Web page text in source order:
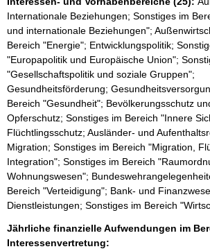
n
w
e
i
s
:
Internationale Beziehungen; Sonstiges im
und internationale Beziehungen";
Bereich "Energie"; Entwicklungspolitik;
"Europapolitik und Europäische Union";
"Gesellschaftspolitik und soziale Gruppen";
Gesundheitsförderung;
Bereich "Gesundheit"; Bevölkerungsschutz
Opferschutz; Sonstiges im Bereich "Innere
Flüchtlingsschutz; Ausländer- und
Migration; Sonstiges im Bereich "Migration,
Integration"; Sonstiges im Bereich
Wohnungswesen";
Bereich "Verteidigung"; Bank- und
Dienstleistungen; Sonstiges im Bereich
Jährliche finanzielle Aufwendungen im
Interessenvertretung: